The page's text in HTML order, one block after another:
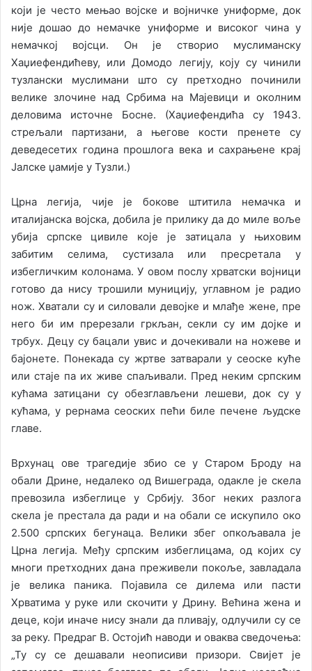
који је често мењао војске и војничке униформе, док
није дошао до немачке униформе и високог чина у
немачкој војсци. Он је створио муслиманску
Хаџиефендићеву, или Домодо легију, коју су чинили
тузлански муслимани што су претходно починили
велике злочине над Србима на Мајевици и околним
деловима источне Босне. (Хаџиефендића су 1943.
стрељали партизани, а његове кости пренете су
деведесeтих година прошлога века и сахрањене крај
Јалске џамије у Тузли.)
Црна легија, чије је бокове штитила немачка и
италијанска војска, добила је прилику да до миле воље
убија српске цивиле које је затицала у њиховим
забитим селима, сустизала или пресретала у
избегличким колонама. У овом послу хрватски војници
готово да нису трошили муницију, углавном је радио
нож. Хватали су и силовали девојке и млађе жене, пре
него би им пререзали гркљан, секли су им дојке и
трбух. Децу су бацали увис и дочекивали на ножеве и
бајонете. Понекада су жртве затварали у сеоске куће
или стаје па их живе спаљивали. Пред неким српским
кућама затицани су обезглављени лешеви, док су у
кућама, у рернама сеоских пећи биле печене људске
главе.
Врхунац ове трагедије збио се у Старом Броду на
обали Дрине, недалеко од Вишеграда, одакле је скела
превозила избеглице у Србију. Због неких разлога
скела је престала да ради и на обали се искупило око
2.500 српских бегунаца. Велики збег опкољавала је
Црна легија. Међу српским избеглицама, од којих су
многи претходних дана преживели покоље, завладала
је велика паника. Појавила се дилема или пасти
Хрватима у руке или скочити у Дрину. Већина жена и
деце, који иначе нису знали да пливају, одлучили су се
за реку. Предраг В. Остојић наводи и оваква сведочења:
„Ту су се дешавали неописиви призори. Свијет је